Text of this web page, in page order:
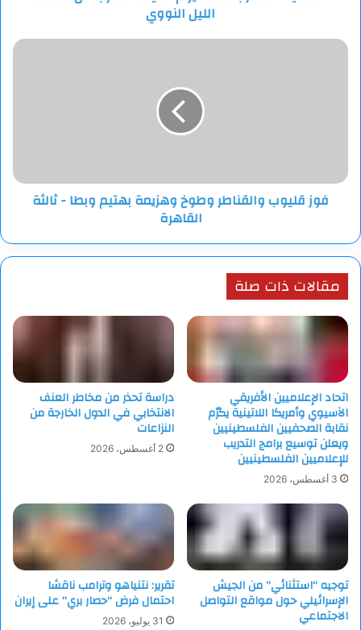
الليل النووي
فوز
ثالثة
القاهرة
فوز قليوب والقناطر وطوخ وهزيمة بهتيم وبطا - ثالثة
القاهرة
مقالات ذات صلة
اتحاد الإعلاميين الأفريقي
الآسيوي وأمريكا اللاتينية يكرّم
نقابة الصحفيين الفلسطينيين
ويعلن توسيع برامج التدريب
للإعلاميين الفلسطينيين
3 أغسطس، 2026
دراسة تحذر من مخاطر العنف
الانتخابي في الدول الخارجة من
النزاعات
2 أغسطس، 2026
توجيه “استثنائي” من الجيش
الإسرائيلي حول مواقع التواصل
الاجتماعي
تقرير: نتنياهو وترامب ناقشا
احتمال فرض “حصار بري” على إيران
31 يوليو، 2026